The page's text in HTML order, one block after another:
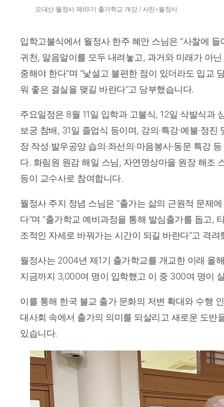
오대산 월정사 제69기 출가학교 개강 / 사진=월정사
입학고불식에서 월정사 한주 혜안 스님은 “사찰에
귀천, 알음알이를 모두 내려놓고, 과거와 미래가 아
중해야 한다”며 “낯설고 불편한 점이 있더라도 입교
워 좋은 결실을 맺길 바란다”고 당부했습니다.
주요일정은 8월 11일 입학과 고불식, 12일 삭발식과
보궁 참배, 31일 졸업식 등이며, 강의·특강·예불·정진
장 작성·발우공양 습의·좌선의·마음봉사·동문 특강
다. 화림원 원감 해일 스님, 자연명상마을 원장 해조
등이 교수사로 참여합니다.
월정사 주지 정념 스님은 “출가는 삶의 근원적 문제
다”며 “출가학교 예비과정을 통해 발심출가를 돕고,
조적인 자세로 바꿔가는 시간이 되길 바란다”고 격려
월정사는 2004년 제1기 출가학교를 개교한 이래 올
지금까지 3,000여 명이 입학했고 이 중 300여 명이
이를 통해 한국 불교 출가 문화의 저변 확대와 수행
대사회 속에서 출가의 의미를 되살리고 새로운 도반
있습니다.